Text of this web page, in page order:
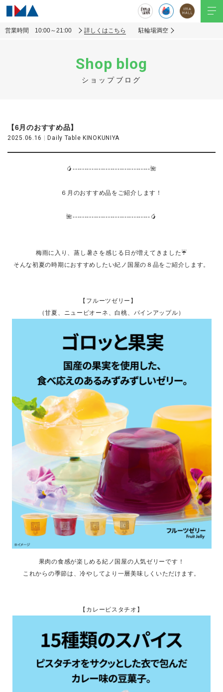
営業時間 10:00～21:00 詳しくはこちら 駐輪場満空
Shop blog
ショップブログ
【6月のおすすめ品】
2025.06.16 | Daily Table KINOKUNIYA
🥭---------------------------------🌺
６月のおすすめ品をご紹介します！
🌺---------------------------------🥭
梅雨に入り、蒸し暑さを感じる日が増えてきました☔
そんな初夏の時期におすすめしたい紀ノ国屋の８品をご紹介します。
【フルーツゼリー】
（甘夏、ニューピオーネ、白桃、パインアップル）
果肉の食感が楽しめる紀ノ国屋の人気ゼリーです！
これからの季節は、冷やしてより一層美味しくいただけます。
【カレーピスタチオ】